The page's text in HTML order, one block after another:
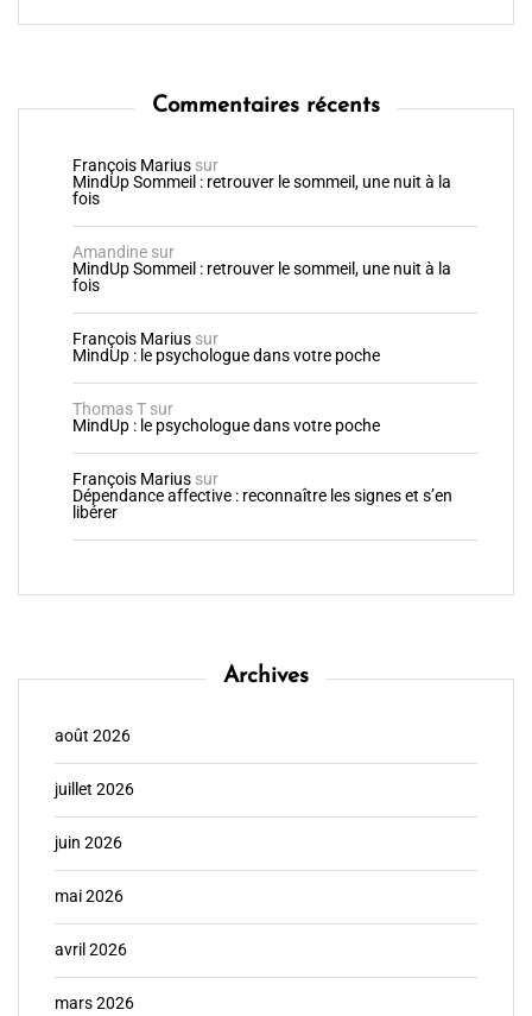
Commentaires récents
François Marius sur
MindUp Sommeil : retrouver le sommeil, une nuit à la
fois
Amandine sur
MindUp Sommeil : retrouver le sommeil, une nuit à la
fois
François Marius sur
MindUp : le psychologue dans votre poche
Thomas T sur
MindUp : le psychologue dans votre poche
François Marius sur
Dépendance affective : reconnaître les signes et s’en
libérer
Archives
août 2026
juillet 2026
juin 2026
mai 2026
avril 2026
mars 2026